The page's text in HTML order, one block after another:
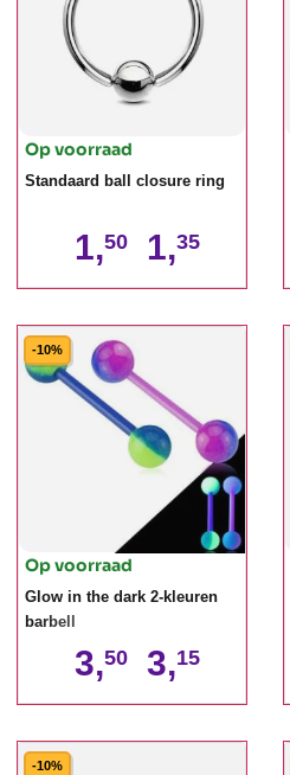
Op voorraad
Standaard ball closure ring
1,50 1,35
-10%
Op voorraad
Glow in the dark 2-kleuren
barbell
3,50 3,15
-10%